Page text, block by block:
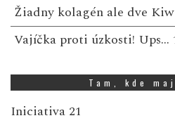
Žiadny kolagén ale dve
Vajíčka proti úzkosti! Ups…
Tam, kde
Iniciativa 21